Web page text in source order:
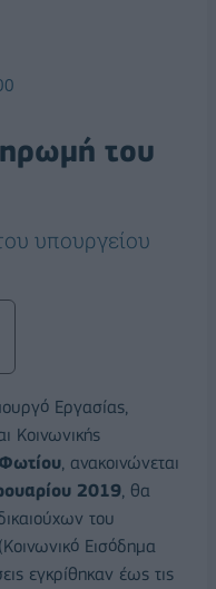
του
υπουργείου
Εργασίας,
Κοινωνικής
, ανακοινώνεται
2019 , θα
του
Εισόδημα
εγκρίθηκαν έως τις